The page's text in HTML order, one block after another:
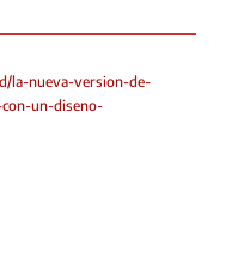
la-nueva-version-de-
un-diseno-